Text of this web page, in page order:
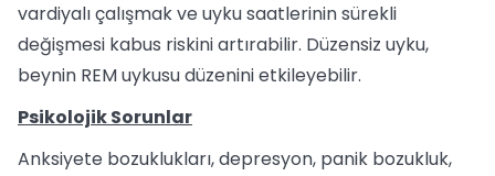
vardiyalı çalışmak ve uyku saatlerinin sürekli
değişmesi kabus riskini artırabilir. Düzensiz uyku,
beynin REM uykusu düzenini etkileyebilir.
Psikolojik Sorunlar
Anksiyete bozuklukları, depresyon, panik bozukluk,